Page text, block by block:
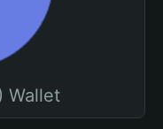
Wallet